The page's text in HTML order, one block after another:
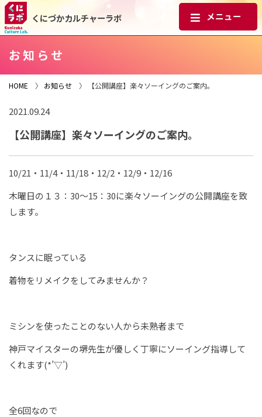
くにづかカルチャーラボ
お知らせ
HOME 〉 お知らせ 〉 【公開講座】楽々ソーイングのご案内。
2021.09.24
【公開講座】楽々ソーイングのご案内。
10/21・11/4・11/18・12/2・12/9・12/16
木曜日の１３：30～15：30に楽々ソーイングの公開講座を致
します。
タンスに眠っている
着物をリメイクをしてみませんか？
ミシンを使ったことのない人から未熟者まで
神戸マイスターの堺先生が優しく丁寧にソーイング指導して
くれます(*’▽’)
全6回なので